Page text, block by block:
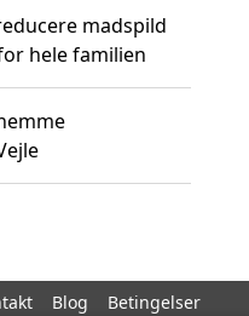
madspild
hele familien
Blog Betingelser